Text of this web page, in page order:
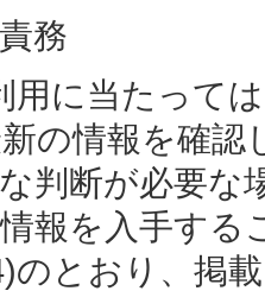
務
に当たって
の情報を確認
判断が必要
報を入手する
とおり、掲